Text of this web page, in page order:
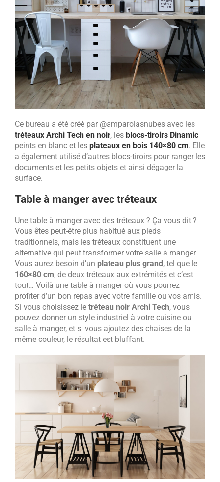
Ce bureau a été créé par @amparolasnubes avec les
tréteaux Archi Tech en noir, les blocs-tiroirs Dinamic
peints en blanc et les plateaux en bois 140×80 cm. Elle
a également utilisé d’autres blocs-tiroirs pour ranger les
documents et les petits objets et ainsi dégager la
surface.
Table à manger avec tréteaux
Une table à manger avec des tréteaux ? Ça vous dit ?
Vous êtes peut-être plus habitué aux pieds
traditionnels, mais les tréteaux constituent une
alternative qui peut transformer votre salle à manger.
Vous aurez besoin d’un plateau plus grand , tel que le
160×80 cm, de deux tréteaux aux extrémités et c’est
tout… Voilà une table à manger où vous pourrez
profiter d’un bon repas avec votre famille ou vos amis.
Si vous choisissez le tréteau noir Archi Tech, vous
pouvez donner un style industriel à votre cuisine ou
salle à manger, et si vous ajoutez des chaises de la
même couleur, le résultat est bluffant.